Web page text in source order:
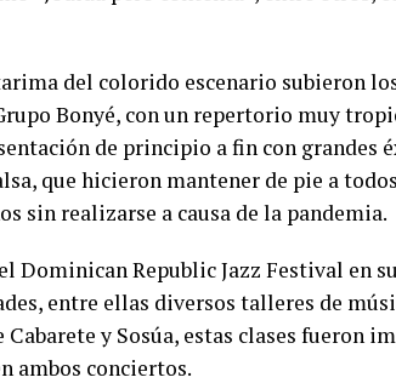
del colorido escenario subieron
Bonyé, con un repertorio muy
de principio a fin con grandes
que hicieron mantener de pie a
sin realizarse a causa de la pandemia.
Dominican Republic Jazz Festival en
entre ellas diversos talleres de
Cabarete y Sosúa, estas clases fueron
ambos conciertos.